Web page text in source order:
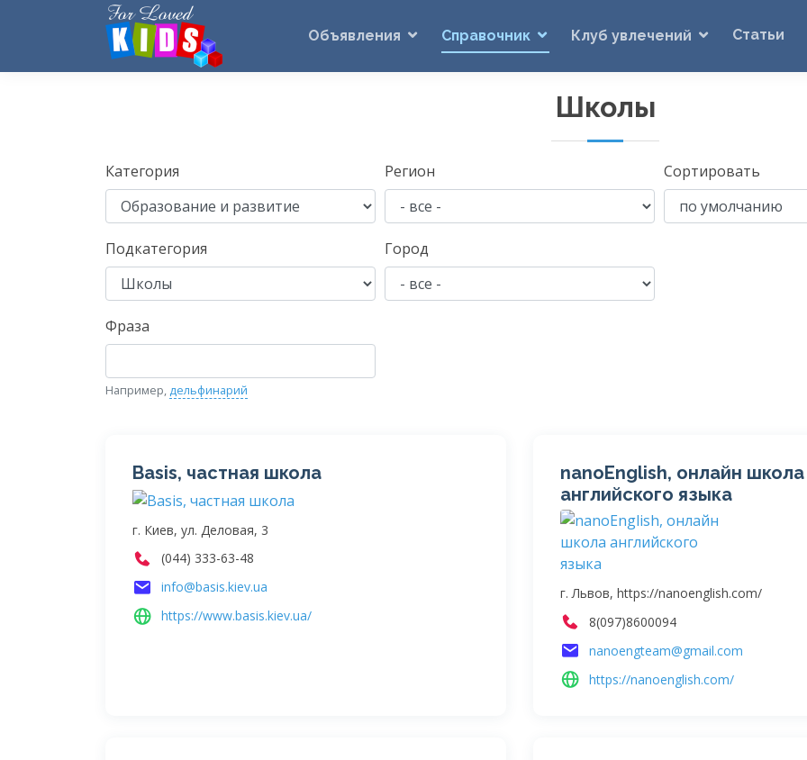
Объявления Справочник Клуб увлечений Статьи
Школы
Категория Регион Сортировать
Подкатегория Город
Фраза
Например, дельфинарий
Basis, частная школа
г. Киев, ул. Деловая, 3
(044) 333-63-48
info@basis.kiev.ua
https://www.basis.kiev.ua/
nanoEnglish, онлайн школа
английского языка
г. Львов, https://nanoenglish.com/
8(097)8600094
nanoengteam@gmail.com
https://nanoenglish.com/